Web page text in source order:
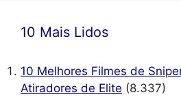
10 Mais Lidos
10 Melhores Filmes de
Atiradores de Elite (8.337)